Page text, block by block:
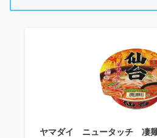
ヤマダイ ニュータッチ 凄